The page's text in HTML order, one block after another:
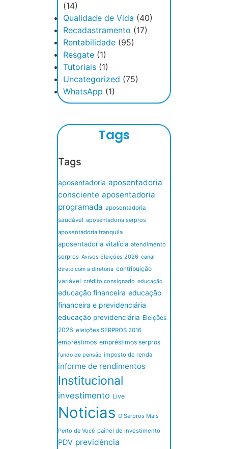
(14)
Qualidade de Vida (40)
Recadastramento (17)
Rentabilidade (95)
Resgate (1)
Tutoriais (1)
Uncategorized (75)
WhatsApp (1)
Tags
Tags
aposentadoria aposentadoria
consciente aposentadoria
programada aposentadoria
saudável aposentadoria serpros
aposentadoria tranquila
aposentadoria vitalícia atendimento
serpros Avisos Eleições 2026 canal
direto com a diretoria contribuição
variável crédito consignado educação
educação financeira educação
financeira e previdenciária
educação previdenciária Eleições
2026 eleições SERPROS 2016
empréstimos empréstimos serpros
fundo de pensão imposto de renda
informe de rendimentos
Institucional
investimento Live
Noticias O Serpros Mais
Perto de Você painel de investimento
PDV previdência